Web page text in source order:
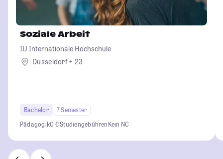
Soziale Arbeit
IU Internationale Hochschule
Düsseldorf + 23
Bachelor
7 Semester
Pädagogik0 € StudiengebührenKein NC